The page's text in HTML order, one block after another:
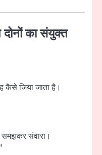
दोनों का संयुक्त
कैसे जिया जाता है।
समझकर संवारा।